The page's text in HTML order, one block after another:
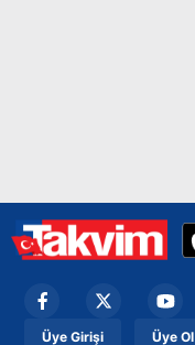
Üye Girişi Üye Ol